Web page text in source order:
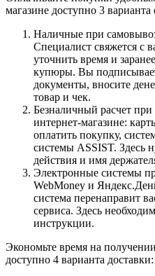
магазине доступно 3 варианта
Наличные при
Специалист свяжется с
уточнить время и
купюры. Вы
документы, вносите
товар и чек.
Безналичный расчет
интернет-магазине:
оплатить покупку,
системы ASSIST. Здесь
действия и имя
Электронные системы
WebMoney и
система перенаправит
сервиса. Здесь
инструкции.
Экономьте время на
доступно 4 варианта доставки: